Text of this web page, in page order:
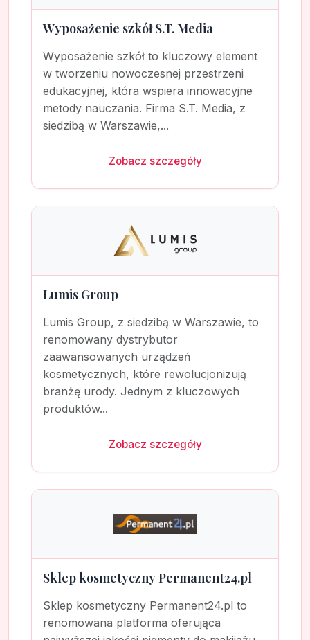
Wyposażenie szkół S.T. Media
Wyposażenie szkół to kluczowy element
w tworzeniu nowoczesnej przestrzeni
edukacyjnej, która wspiera innowacyjne
metody nauczania. Firma S.T. Media, z
siedzibą w Warszawie,...
Zobacz szczegóły
Lumis Group
Lumis Group, z siedzibą w Warszawie, to
renomowany dystrybutor
zaawansowanych urządzeń
kosmetycznych, które rewolucjonizują
branżę urody. Jednym z kluczowych
produktów...
Zobacz szczegóły
Sklep kosmetyczny Permanent24.pl
Sklep kosmetyczny Permanent24.pl to
renomowana platforma oferująca